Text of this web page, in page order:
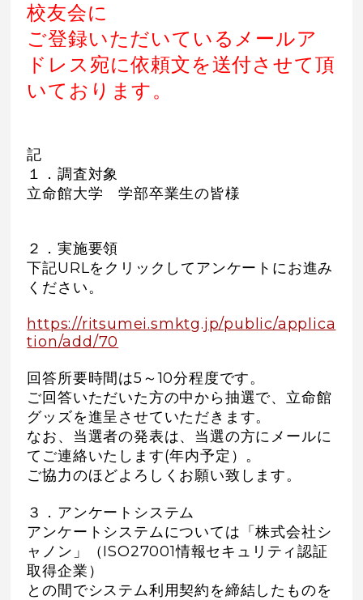
校友会に
ご登録いただいているメールア
ドレス宛に依頼文を送付させて頂
いております。
記
１．調査対象
立命館大学 学部卒業生の皆様
２．実施要領
下記URLをクリックしてアンケートにお進み
ください。
https://ritsumei.smktg.jp/public/applica
tion/add/70
回答所要時間は5～10分程度です。
ご回答いただいた方の中から抽選で、立命館
グッズを進呈させていただきます。
なお、当選者の発表は、当選の方にメールに
てご連絡いたします(年内予定）。
ご協力のほどよろしくお願い致します。
３．アンケートシステム
アンケートシステムについては「株式会社シ
ャノン」（ISO27001情報セキュリティ認証
取得企業）
との間でシステム利用契約を締結したものを